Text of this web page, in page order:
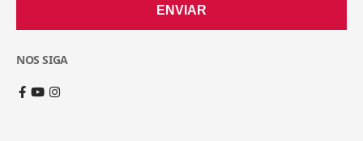
ENVIAR
NOS SIGA